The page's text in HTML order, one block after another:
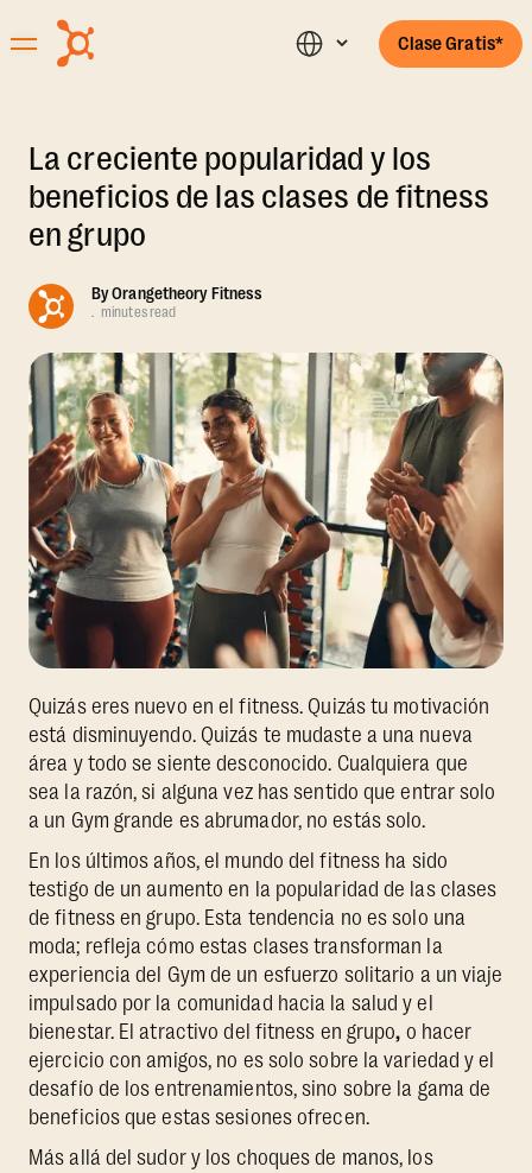
Clase Gratis*
La creciente popularidad y los
beneficios de las clases de fitness
en grupo
ByOrangetheory Fitness
. minutes read
Quizás eres nuevo en el fitness. Quizás tu motivación
está disminuyendo. Quizás te mudaste a una nueva
área y todo se siente desconocido. Cualquiera que
sea la razón, si alguna vez has sentido que entrar solo
a un Gym grande es abrumador, no estás solo.
En los últimos años, el mundo del fitness ha sido
testigo de un aumento en la popularidad de las clases
de fitness en grupo. Esta tendencia no es solo una
moda; refleja cómo estas clases transforman la
experiencia del Gym de un esfuerzo solitario a un viaje
impulsado por la comunidad hacia la salud y el
bienestar. El atractivo del fitness en grupo, o hacer
ejercicio con amigos, no es solo sobre la variedad y el
desafío de los entrenamientos, sino sobre la gama de
beneficios que estas sesiones ofrecen.
Más allá del sudor y los choques de manos, los